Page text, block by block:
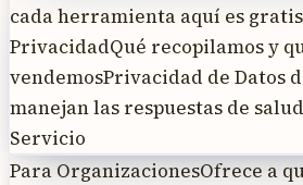
cada herramienta aquí es gratis
PrivacidadQué recopilamos y
vendemosPrivacidad de Datos
manejan las respuestas de salud
Servicio
Para OrganizacionesOfrece a